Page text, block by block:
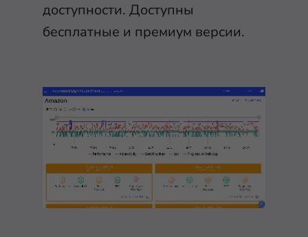
доступности. Доступны
бесплатные и премиум версии.